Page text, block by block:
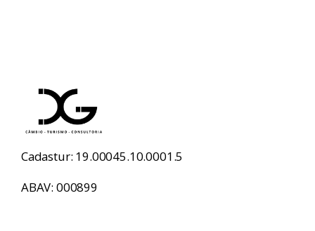
Cadastur: 19.00045.10.0001.5
ABAV: 000899